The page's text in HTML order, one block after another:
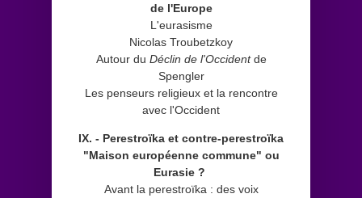
de l'Europe
L'eurasisme
Nicolas Troubetzkoy
Autour du Déclin de l'Occidentde
Spengler
Les penseurs religieux et la rencontre
avec l'Occident
IX. - Perestroïka et contre-perestroïka
"Maison européenne commune" ou
Eurasie ?
Avant la perestroïka : des voix